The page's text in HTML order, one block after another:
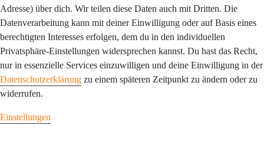
Adresse) über dich. Wir teilen diese Daten auch mit Dritten. Die
Datenverarbeitung kann mit deiner Einwilligung oder auf Basis eines
berechtigten Interesses erfolgen, dem du in den individuellen
Privatsphäre-Einstellungen widersprechen kannst. Du hast das Recht,
nur in essenzielle Services einzuwilligen und deine Einwilligung in der
Datenschutzerklärung zu einem späteren Zeitpunkt zu ändern oder zu
widerrufen.
Einstellungen